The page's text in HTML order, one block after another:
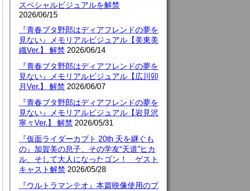
スペシャルビジュアルを解禁
2026/06/15
『青春ブタ野郎はディアフレンドの夢を
見ない』メモリアルビジュアル【美東美
織Ver.】 解禁 2026/06/14
『青春ブタ野郎はディアフレンドの夢を
見ない』メモリアルビジュアル【広川卯
月Ver.】 解禁 2026/06/07
『青春ブタ野郎はディアフレンドの夢を
見ない』メモリアルビジュアル【岩見沢
寧々Ver.】 解禁 2026/05/31
『仮面ライダーカブト 20th 天を継ぐも
の』加賀美の息子、その学友“天道”ヒカ
ル、そして大人になったゴン！ ゲスト
キャスト解禁 2026/05/28
『ウルトラマンテオ』本篇映像使用のプ